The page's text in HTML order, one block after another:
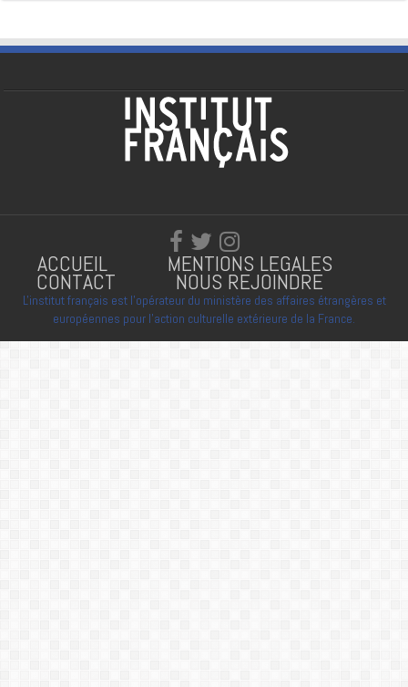
ACCUEIL MENTIONS LEGALES
CONTACT NOUS REJOINDRE
L'institut français est l'opérateur du ministère des affaires étrangères et
européennes pour l'action culturelle extérieure de la France.